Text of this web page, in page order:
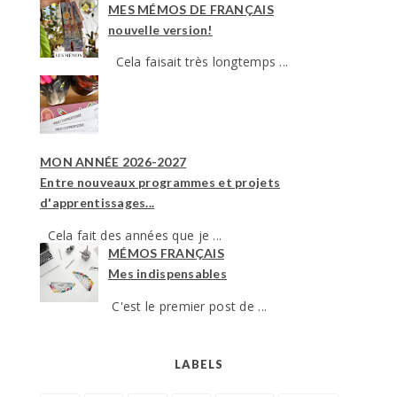
MES MÉMOS DE FRANÇAIS
nouvelle version!
Cela faisait très longtemps ...
MON ANNÉE 2026-2027
Entre nouveaux programmes et projets
d'apprentissages...
Cela fait des années que je ...
MÉMOS FRANÇAIS
Mes indispensables
C'est le premier post de ...
LABELS